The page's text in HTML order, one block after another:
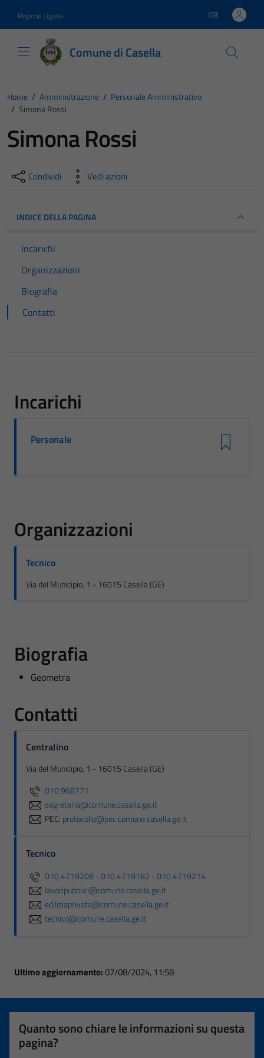
Regione Liguria Lingua attiva:
ITA
Comune di Casella
Home / Amministrazione / Personale Amministrativo
/ Simona Rossi
Simona Rossi
Condividi Vedi azioni
INDICE DELLA PAGINA
Incarichi
Organizzazioni
Biografia
Contatti
Incarichi
Personale
Organizzazioni
Tecnico
Via del Municipio, 1 - 16015 Casella (GE)
Biografia
Geometra
Contatti
Centralino
Via del Municipio, 1 - 16015 Casella (GE)
010.968771
segreteria@comune.casella.ge.it
PEC: protocollo@pec.comune.casella.ge.it
Tecnico
010 4719208 - 010 4719182 - 010 4719214
lavoripubblici@comune.casella.ge.it
ediliziaprivata@comune.casella.ge.it
tecnico@comune.casella.ge.it
Ultimo aggiornamento:07/08/2024, 11:58
Quanto sono chiare le informazioni su questa
pagina?